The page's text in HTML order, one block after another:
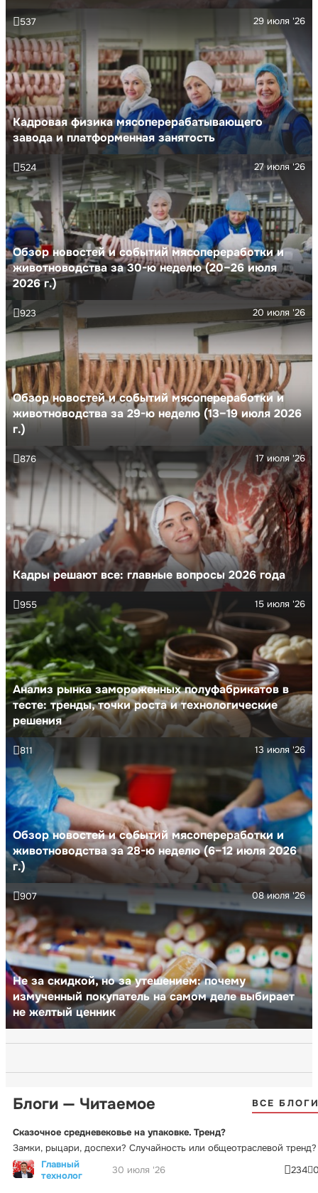
Кадровая физика мясоперерабатывающего
завода и платформенная занятость
29 июля '26
537
Обзор новостей и событий мясопереработки и
животноводства за 30-ю неделю (20–26 июля
2026 г.)
27 июля '26
524
Обзор новостей и событий мясопереработки и
животноводства за 29-ю неделю (13–19 июля 2026
г.)
20 июля '26
923
Кадры решают все: главные вопросы 2026 года
17 июля '26
876
Анализ рынка замороженных полуфабрикатов в
тесте: тренды, точки роста и технологические
решения
15 июля '26
955
Обзор новостей и событий мясопереработки и
животноводства за 28-ю неделю (6–12 июля 2026
г.)
13 июля '26
811
Не за скидкой, но за утешением: почему
измученный покупатель на самом деле выбирает
не желтый ценник
08 июля '26
907
Блоги — Читаемое ВСЕ
Сказочное средневековье на упаковке. Тренд?
Замки, рыцари, доспехи? Случайность или общеотраслевой тренд?
Главный
технолог
30 июля '26 234